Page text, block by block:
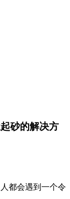
砂的解决方
都会遇到一个令